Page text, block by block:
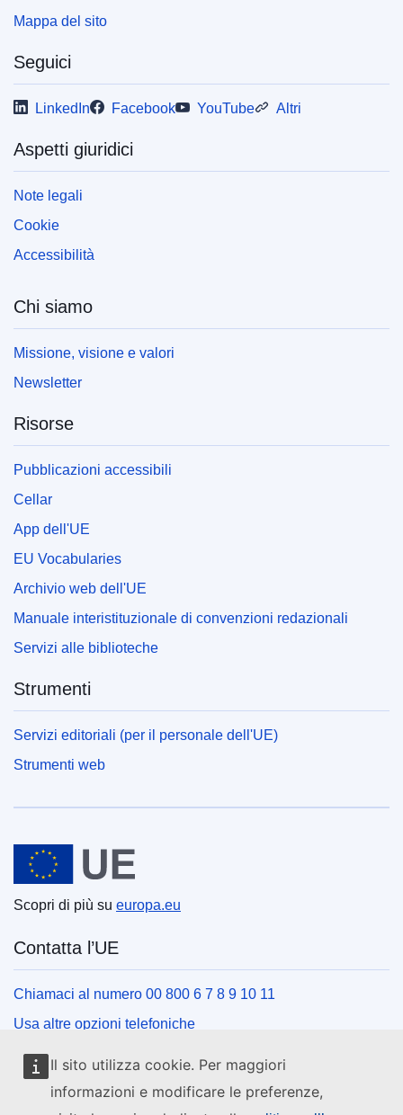
Il sito utilizza cookie. Per maggiori
informazioni e modificare le preferenze,
Mappa del sito
Seguici
LinkedIn Facebook YouTube Altri
Aspetti giuridici
Note legali
Cookie
Accessibilità
Chi siamo
Missione, visione e valori
Newsletter
Risorse
Pubblicazioni accessibili
Cellar
App dell'UE
EU Vocabularies
Archivio web dell'UE
Manuale interistituzionale di convenzioni redazionali
Servizi alle biblioteche
Strumenti
Servizi editoriali (per il personale dell'UE)
Strumenti web
Unione europea
Scopri di più su europa.eu
Contatta l’UE
Chiamaci al numero 00 800 6 7 8 9 10 11
Usa altre opzioni telefoniche
Scrivici usando l’apposito modulo
Incontraci presso uno dei centri dell’UE